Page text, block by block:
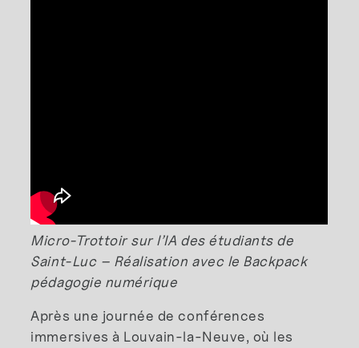
Micro-Trottoir sur l’IA des étudiants de
Saint-Luc – Réalisation avec le Backpack
pédagogie numérique
Après une journée de conférences
immersives à Louvain-la-Neuve, où les